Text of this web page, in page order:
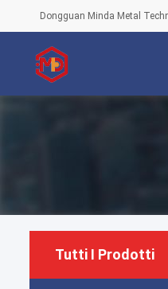
Dongguan Minda Metal
Tutti I Prodotti